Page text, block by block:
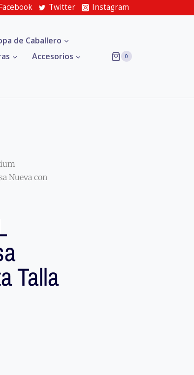
Twitter Instagram
de Caballero
Accesorios
0
Nueva con
Talla